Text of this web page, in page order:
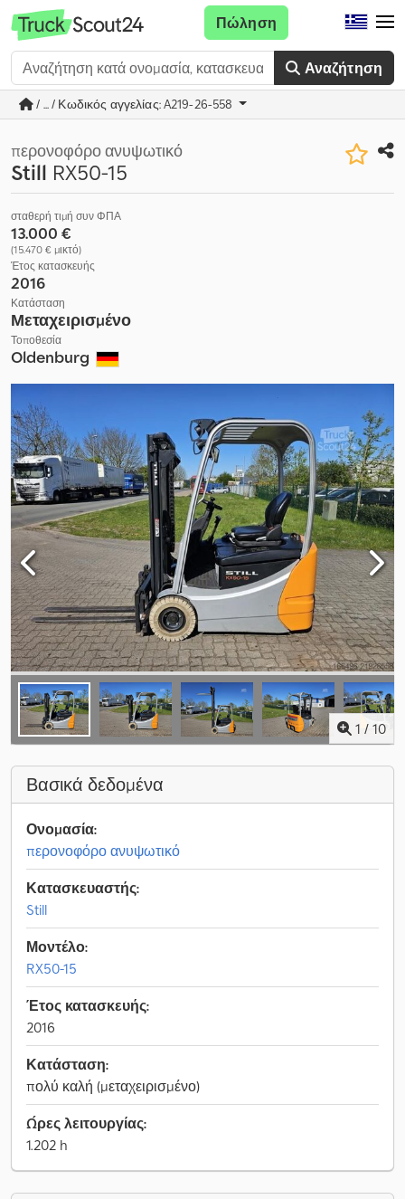
Αναζήτηση
Πώληση
/ ... / Κωδικός αγγελίας: A219-26-558
περονοφόρο ανυψωτικό
Still RX50-15
σταθερή τιμή συν ΦΠΑ
13.000 €
(15.470 € μικτό)
Έτος κατασκευής
2016
Κατάσταση
Μεταχειρισμένο
Τοποθεσία
Oldenburg
1 / 10
Βασικά δεδομένα
Ονομασία:
περονοφόρο ανυψωτικό
Κατασκευαστής:
Still
Μοντέλο:
RX50-15
Έτος κατασκευής:
2016
Κατάσταση:
πολύ καλή (μεταχειρισμένο)
Ώρες λειτουργίας:
1.202 h